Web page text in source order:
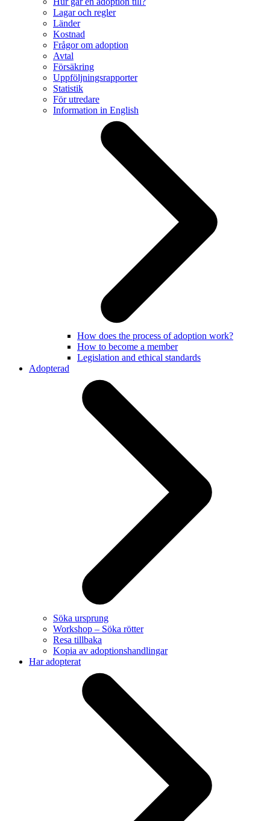
Lagar och regler
Länder
Kostnad
Frågor om adoption
Avtal
Försäkring
Uppföljningsrapporter
Statistik
För utredare
Information in English
How does the process of adoption work?
How to become a member
Legislation and ethical standards
Adopterad
Söka ursprung
Workshop – Söka rötter
Resa tillbaka
Kopia av adoptionshandlingar
Har adopterat